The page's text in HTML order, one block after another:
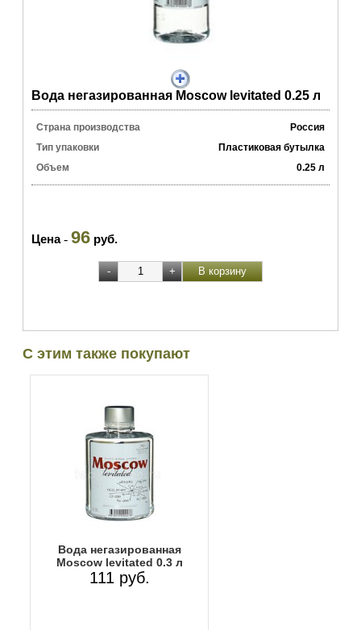
Вода негазированная Moscow levitated 0.25 л
Страна производства
Россия
Тип упаковки
Пластиковая бутылка
Объем
0.25 л
Цена- 96 руб.
С этим также покупают
Вода негазированная
Moscow levitated 0.3 л
111 руб.